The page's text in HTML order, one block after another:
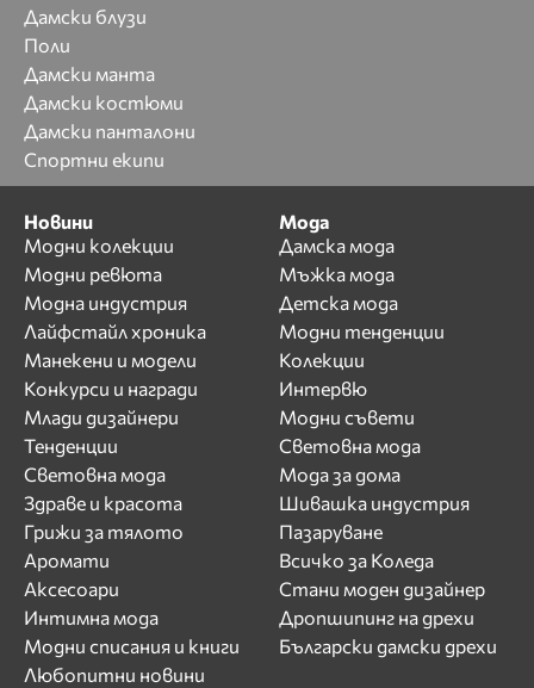
Дамски блузи
Поли
Дамски манта
Дамски костюми
Дамски панталони
Спортни екипи
Новини
Модни колекции
Модни ревюта
Модна индустрия
Лайфстайл хроника
Манекени и модели
Конкурси и награди
Млади дизайнери
Тенденции
Световна мода
Здраве и красота
Грижи за тялото
Аромати
Аксесоари
Интимна мода
Модни списания и книги
Любопитни новини
Мода
Дамска мода
Мъжка мода
Детска мода
Модни тенденции
Колекции
Интервю
Модни съвети
Световна мода
Мода за дома
Шивашка индустрия
Пазаруване
Всичко за Коледа
Стани моден дизайнер
Дропшипинг на дрехи
Български дамски дрехи